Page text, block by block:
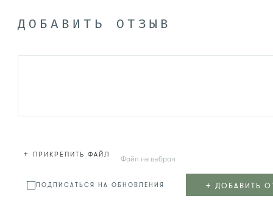
ДОБАВИТЬ ОТЗЫВ
+ ПРИКРЕПИТЬ ФАЙЛ Файл не выбран
ПОДПИСАТЬСЯ НА ОБНОВЛЕНИЯ + ДОБАВИТЬ